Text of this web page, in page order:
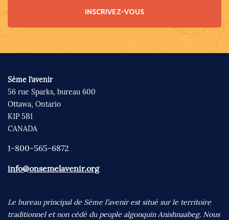
INSCRIVEZ-VOUS
Sème l’avenir
56 rue Sparks, bureau 600
Ottawa, Ontario
K1P 5B1
CANADA
1-800-565-6872
info@onsemelavenir.org
Le bureau principal de Sème l’avenir est situé sur le territoire
traditionnel et non cédé du peuple algonquin Anishnaabeg. Nous